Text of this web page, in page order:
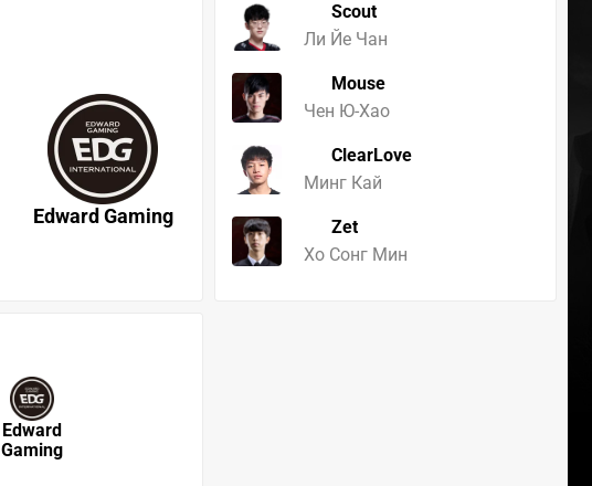
Scout
Ли Йе Чан
Mouse
Чен Ю-Хао
ClearLove
Минг Кай
Zet
Хо Сонг Мин
Edward Gaming
Edward
Gaming